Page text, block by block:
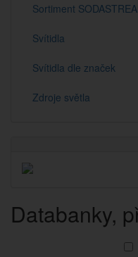
Sortiment
Svítidla
Svítidla dle značek
Zdroje světla
Databanky,